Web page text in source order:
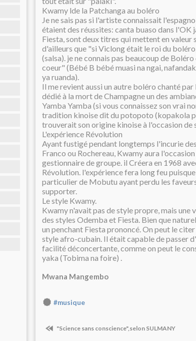
Kwamy lde la Patchanga au boléro
Je ne sais pas si l'artiste connaissait
étaient des réussites: canta buaso dans l'OK
Fiesta, sont deux titres qui mettent en
d'ailleurs que "si Viclong était le roi du
(salsa). je ne connais pas beaucoup de
coeur" (Bébé B bébé muasi na ngai,
ya ruanda).
Il me revient aussi un autre boléro chanté
dédié à la mort de Champagne un des
Yamba Yamba (si vous connaissez son vrai
tradition kinoise dit du potopoto (kopakola
trouverait son origine kinoise à l'occasion de
L'expérience Révolution
Ayant fustigé pendant longtemps l'incurie
Franco ou Rochereau, Kwamy aura
gestionnaire de groupe. il Créera en 1968
Révolution. l'expérience fera long feu
particulier de Mobutu ayant perdu les
supporter.
Le style Kwamy.
Kwamy n'avait pas de style propre, mais
des styles Odemba et Fiesta. Bien que
un penchant Fiesta prononcé. On peut le
style afro-cubain. Il était capable de passer
facilité déconcertante, comme on peut le
yaka (Tobima na foire) .
Mwana Mangembo
#musique
"Science sans conscience",selon SULMANY